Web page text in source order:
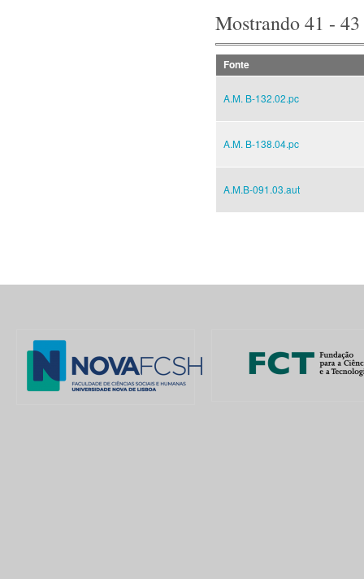
Mostrando 41 -
Fonte
A.M. B-132.02.pc
A.M. B-138.04.pc
A.M.B-091.03.aut